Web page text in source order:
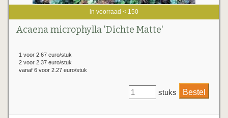
in voorraad < 150
Acaena microphylla 'Dichte Matte'
1 voor 2.67 euro/stuk
2 voor 2.37 euro/stuk
vanaf 6 voor 2.27 euro/stuk
stuks